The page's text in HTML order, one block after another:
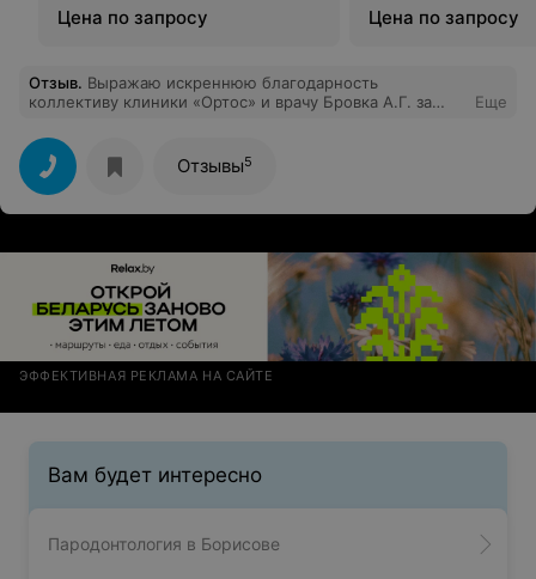
Цена по запросу
Цена по запросу
Отзыв. Выражаю искреннюю благодарность
коллективу клиники «Ортос» и врачу Бровка А.Г. за
выполняемую работу.
Еще
Отзывы5
ЭФФЕКТИВНАЯ РЕКЛАМА НА САЙТЕ
Вам будет интересно
Пародонтология в Борисове